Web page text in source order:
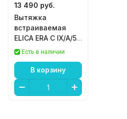
13 490 руб.
Вытяжка
встраиваемая
ELICA ERA C IX/A/52
нерж. серый
Есть в наличии
В корзину